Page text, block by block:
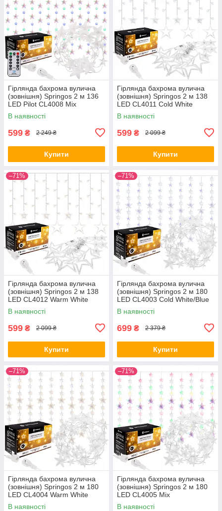
Гірлянда бахрома вулична
(зовнішня) Springos 2 м 136
LED Pilot CL4008 Mix
В наявності
599 ₴ 2 249 ₴
Купити
Гірлянда бахрома вулична
(зовнішня) Springos 2 м 138
LED CL4011 Cold White
В наявності
599 ₴ 2 099 ₴
Купити
–71%
Гірлянда бахрома вулична
(зовнішня) Springos 2 м 138
LED CL4012 Warm White
В наявності
599 ₴ 2 099 ₴
Купити
–71%
Гірлянда бахрома вулична
(зовнішня) Springos 2 м 180
LED CL4003 Cold White/Blue
В наявності
699 ₴ 2 379 ₴
Купити
–71%
Гірлянда бахрома вулична
(зовнішня) Springos 2 м 180
LED CL4004 Warm White
В наявності
–71%
Гірлянда бахрома вулична
(зовнішня) Springos 2 м 180
LED CL4005 Mix
В наявності